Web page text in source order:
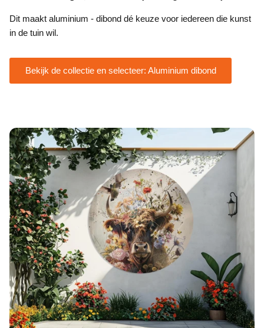
Dit maakt aluminium - dibond dé keuze voor iedereen die kunst
in de tuin wil.
Bekijk de collectie en selecteer: Aluminium dibond